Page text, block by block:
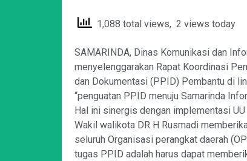
1,088 total views, 2 views today
SAMARINDA, Dinas Komunikasi dan
menyelenggarakan Rapat Koordinasi
dan Dokumentasi (PPID) Pembantu di
“penguatan PPID menuju Samarinda
Hal ini sinergis dengan implementasi
Wakil walikota DR H Rusmadi
seluruh Organisasi perangkat daerah
tugas PPID adalah harus dapat